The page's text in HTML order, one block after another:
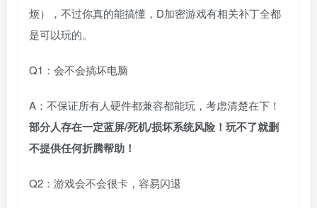
烦），不过你真的能搞懂，D加密游戏有相关补丁全都
是可以玩的。
Q1：会不会搞坏电脑
A：不保证所有人硬件都兼容都能玩，考虑清楚在下！
部分人存在一定蓝屏/死机/损坏系统风险！玩不了就删
不提供任何折腾帮助！
Q2：游戏会不会很卡，容易闪退